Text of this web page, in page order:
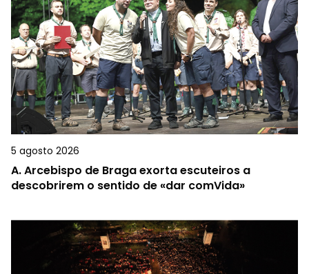
5 agosto 2026
A.Arcebispo de Braga exorta escuteiros a
descobrirem o sentido de «dar comVida»